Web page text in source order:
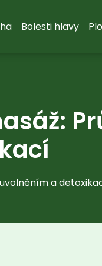
Bolesti hlavy
a